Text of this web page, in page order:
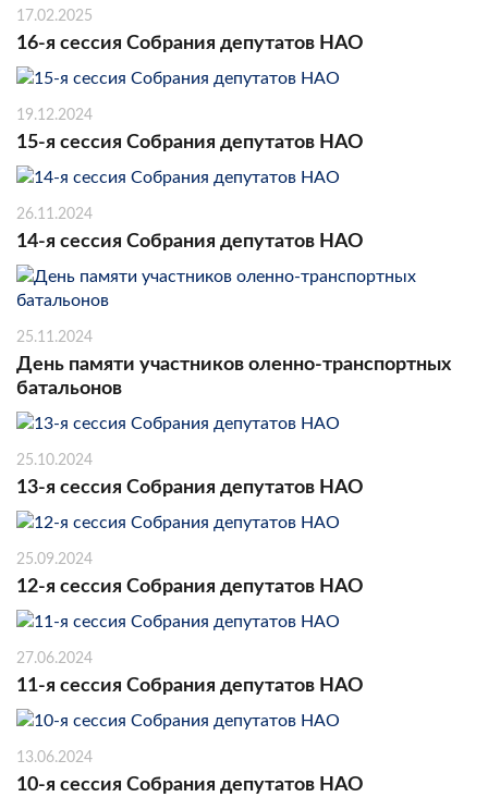
17.02.2025
16-я сессия Собрания депутатов НАО
19.12.2024
15-я сессия Собрания депутатов НАО
26.11.2024
14-я сессия Собрания депутатов НАО
25.11.2024
День памяти участников оленно-транспортных
батальонов
25.10.2024
13-я сессия Собрания депутатов НАО
25.09.2024
12-я сессия Собрания депутатов НАО
27.06.2024
11-я сессия Собрания депутатов НАО
13.06.2024
10-я сессия Собрания депутатов НАО